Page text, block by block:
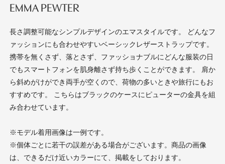
EMMA PEWTER
長さ調整可能なシンプルデザインのエマスタイルです。 どんなフ
ァッションにも合わせやすいベーシックレザーストラップです。
携帯を無くさず、落とさず、ファッショナブルにどんな服装の日
でもスマートフォンを肌身離さず持ち歩くことができます。 肩か
ら斜めがけができ両手が空くので、荷物の多いときや旅行にもお
すすめです。 こちらはブラックのケースにピューターの金具を組
み合わせています。
※モデル着用画像は一例です。
※個体ごとに若干の誤差がある場合がございます。商品の画像
は、できるだけ近いカラーにて、掲載をしております。